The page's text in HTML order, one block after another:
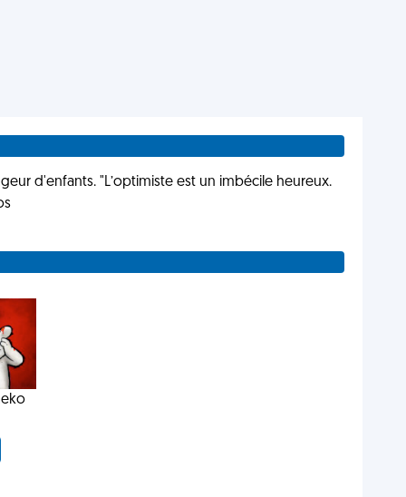
d'enfants. "L’optimiste est un imbécile heureux.